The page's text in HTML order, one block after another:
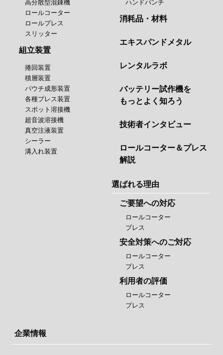
高分散型混錬機
ロールコーター
ロールプレス
スリッター
組立装置
捲回装置
積層装置
パウチ成形装置
各種プレス装置
スポット溶接機
超音波溶接機
真空注液装置
シーラー
溝入れ装置
ハンドパンチ
消耗品・材料
エキスパンドメタル
レンタルラボ
バッテリー試作機を
もっとよく知ろう
技術者インタビュー
ロールコーター＆プレス
解説
選ばれる理由
ご要望への対応
ロールコーター
プレス
安全対策へのご対応
ロールコーター
プレス
利用者の評価
ロールコーター
プレス
企業情報